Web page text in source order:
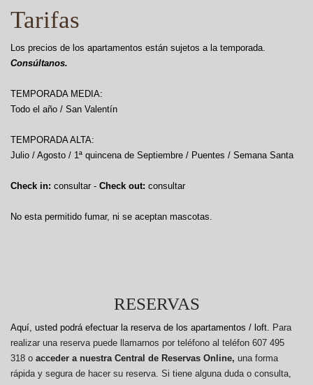
Tarifas
Los precios de los apartamentos están sujetos a la temporada.
Consúltanos.
TEMPORADA MEDIA:
Todo el año / San Valentín
TEMPORADA ALTA:
Julio / Agosto / 1ª quincena de Septiembre / Puentes / Semana Santa
Check in: consultar - Check out: consultar
No esta permitido fumar, ni se aceptan mascotas.
RESERVAS
Aquí, usted podrá efectuar la reserva de los apartamentos / loft. Para
realizar una reserva puede llamarnos por teléfono al teléfon 607 495
318 o acceder a nuestra Central de Reservas Online, una forma
rápida y segura de hacer su reserva. Si tiene alguna duda o consulta,